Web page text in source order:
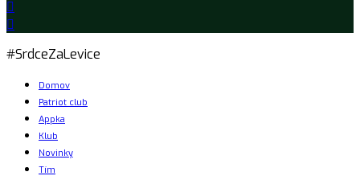
#SrdceZaLevice
Domov
Patriot club
Appka
Klub
Novinky
Tím